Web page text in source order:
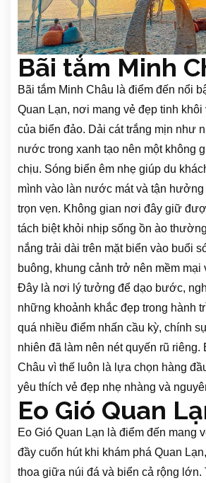
Bãi tắm Minh
Bãi tắm Minh Châu là điểm đến nổi
Quan Lạn, nơi mang vẻ đẹp tinh
của biển đảo. Dải cát trắng mịn như
nước trong xanh tạo nên một không
chịu. Sóng biển êm nhẹ giúp du
mình vào làn nước mát và tận
trọn vẹn. Không gian nơi đây giữ
tách biệt khỏi nhịp sống ồn ào
nắng trải dài trên mặt biển vào buổi
buông, khung cảnh trở nên mềm mại
Đây là nơi lý tưởng để dạo bước,
những khoảnh khắc đẹp trong hành
quá nhiều điểm nhấn cầu kỳ, chính
nhiên đã làm nên nét quyến rũ riêng.
Châu vì thế luôn là lựa chọn hàng
yêu thích vẻ đẹp nhẹ nhàng và
Eo Gió Quan
Eo Gió Quan Lạn là điểm đến mang
đầy cuốn hút khi khám phá Quan
thoa giữa núi đá và biển cả rộng